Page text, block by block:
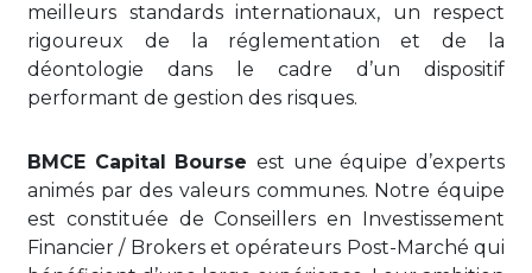
meilleurs standards internationaux, un respect
rigoureux de la réglementation et de la
déontologie dans le cadre d’un dispositif
performant de gestion des risques.
BMCE Capital Bourse est une équipe d’experts
animés par des valeurs communes. Notre équipe
est constituée de Conseillers en Investissement
Financier / Brokers et opérateurs Post-Marché qui